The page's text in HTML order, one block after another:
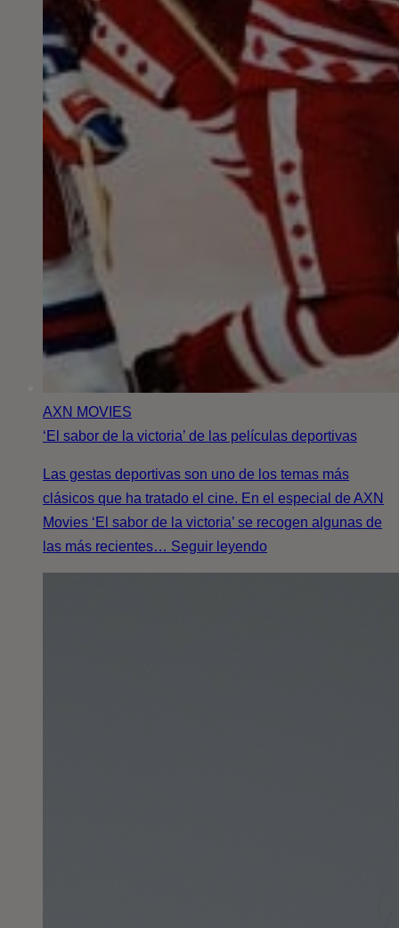
AXN MOVIES
‘El sabor de la victoria’ de las películas deportivas
Las gestas deportivas son uno de los temas más
clásicos que ha tratado el cine. En el especial de AXN
Movies ‘El sabor de la victoria’ se recogen algunas de
las más recientes… Seguir leyendo